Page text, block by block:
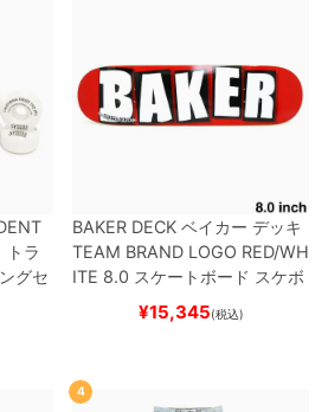
トラ
グセ
BAKER DECK ベイカー デッキ
TEAM BRAND LOGO RED/WH
ITE 8.0 スケートボード スケボ
¥15,345(税込)
4